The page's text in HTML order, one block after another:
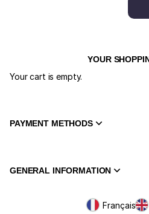
YOUR
Your cart is empty.
PAYMENT METHODS
GENERAL INFORMATION
Français